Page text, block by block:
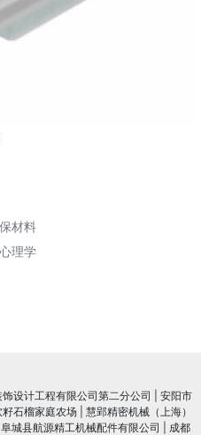
材料
理学
设计工程有限公司第二分公司
安阳市
石榴家庭农场
慧郢精密机械（上海）
阜城县航源精工机械配件有限公司
成都